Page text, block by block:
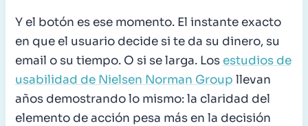
Y el botón es ese momento. El instante exacto
en que el usuario decide si te da su dinero, su
email o su tiempo. O si se larga. Los estudios de
usabilidad de Nielsen Norman Group llevan
años demostrando lo mismo: la claridad del
elemento de acción pesa más en la decisión